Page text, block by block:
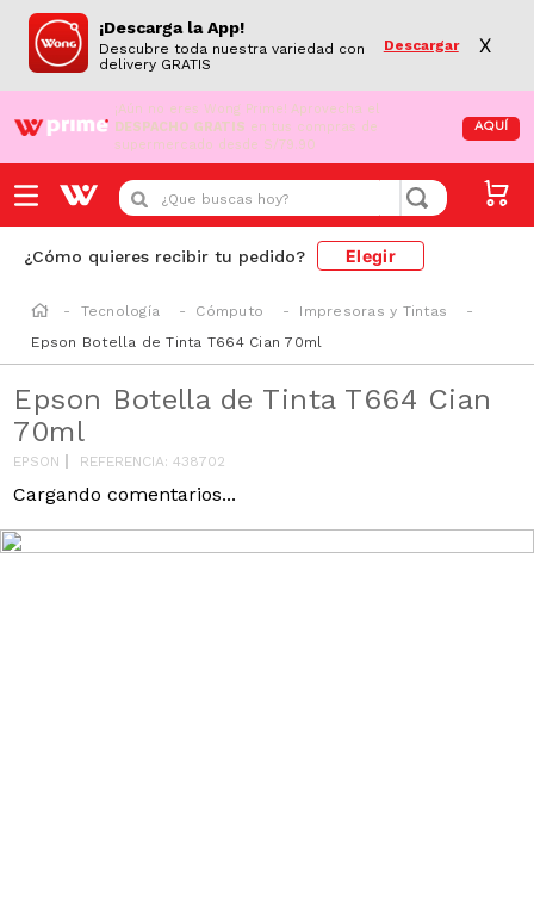
¡Descarga la App!
Descubre toda nuestra variedad con
delivery GRATIS
Descargar X
¡Aún no eres Wong Prime! Aprovecha el
DESPACHO GRATIS en tus compras de
supermercado desde S/79.90
AQUÍ
¿Que buscas hoy?
¿Cómo quieres recibir tu pedido? Elegir
Tecnología Cómputo
Impresoras y Tintas
Epson Botella de Tinta T664 Cian 70ml
Epson Botella de Tinta T664 Cian
70ml
EPSON REFERENCIA:438702
Cargando comentarios...